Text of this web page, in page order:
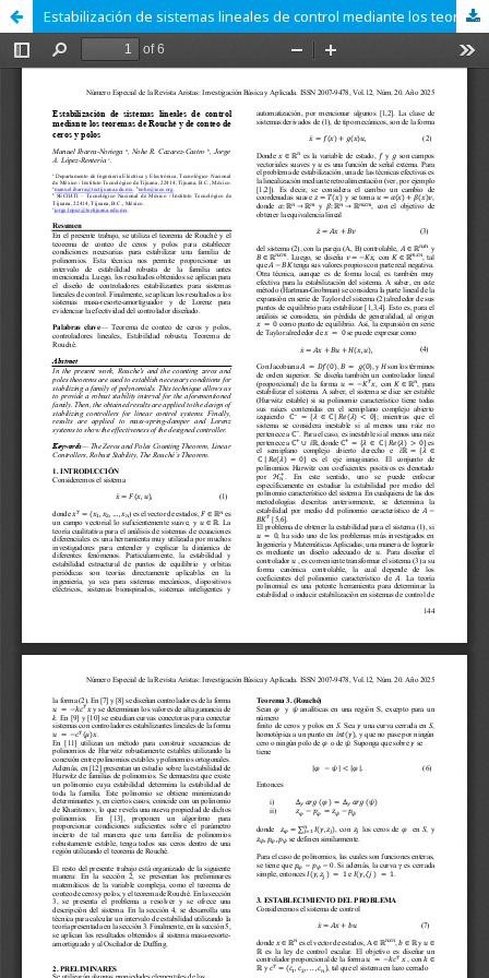
Estabilización de sistemas lineales de control mediante los teoremas de Rouché y de conteo de ceros y polos